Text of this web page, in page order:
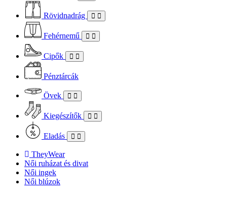
Rövidnadrág
Fehérnemű
Cipők
Pénztárcák
Övek
Kiegészítők
Eladás
TheyWear
Női ruházat és divat
Női ingek
Női blúzok